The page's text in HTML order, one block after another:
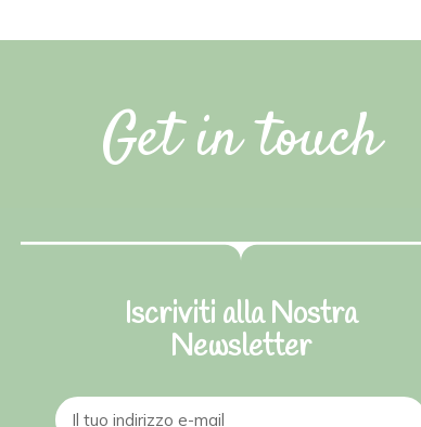
Get in touch
Iscriviti alla Nostra
Newsletter